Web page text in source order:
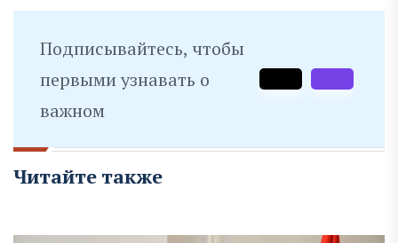
Подписывайтесь, чтобы
первыми узнавать о
важном
Читайте также